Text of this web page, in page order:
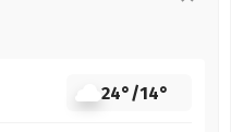
24°/14°